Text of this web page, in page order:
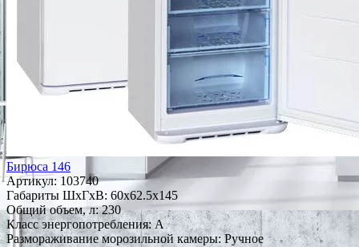
Бирюса 146
Артикул: 103740
Габариты ШxГxВ: 60x62.5x145
Общий объем, л: 230
Класс энергопотребления: A
Размораживание морозильной камеры: Ручное